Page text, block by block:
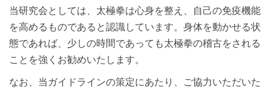
当研究会としては、太極拳は心身を整え、自己の免疫機能
を高めるものであると認識しています。身体を動かせる状
態であれば、少しの時間であっても太極拳の稽古をされる
ことを強くお勧めいたします。
なお、当ガイドラインの策定にあたり、ご協力いただいた